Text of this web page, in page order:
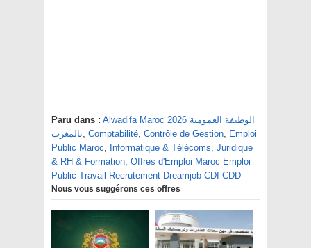
Paru dans : Alwadifa Maroc 2026 الوظيفة العمومية
بالمغرب, Comptabilité, Contrôle de Gestion, Emploi
Public Maroc, Informatique & Télécoms, Juridique
& RH & Formation, Offres d'Emploi Maroc Emploi
Public Travail Recrutement Dreamjob CDI CDD
Nous vous suggérons ces offres